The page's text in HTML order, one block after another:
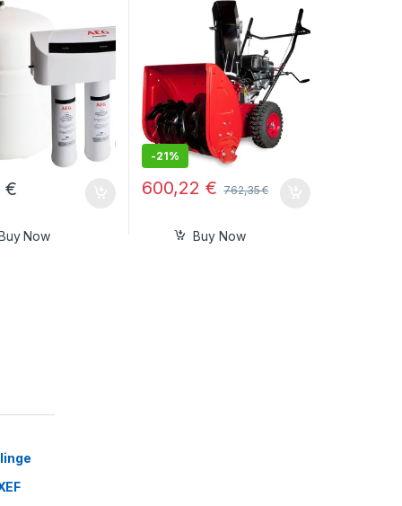
€
Now
-21%
600,22 € 762,35€
Buy Now